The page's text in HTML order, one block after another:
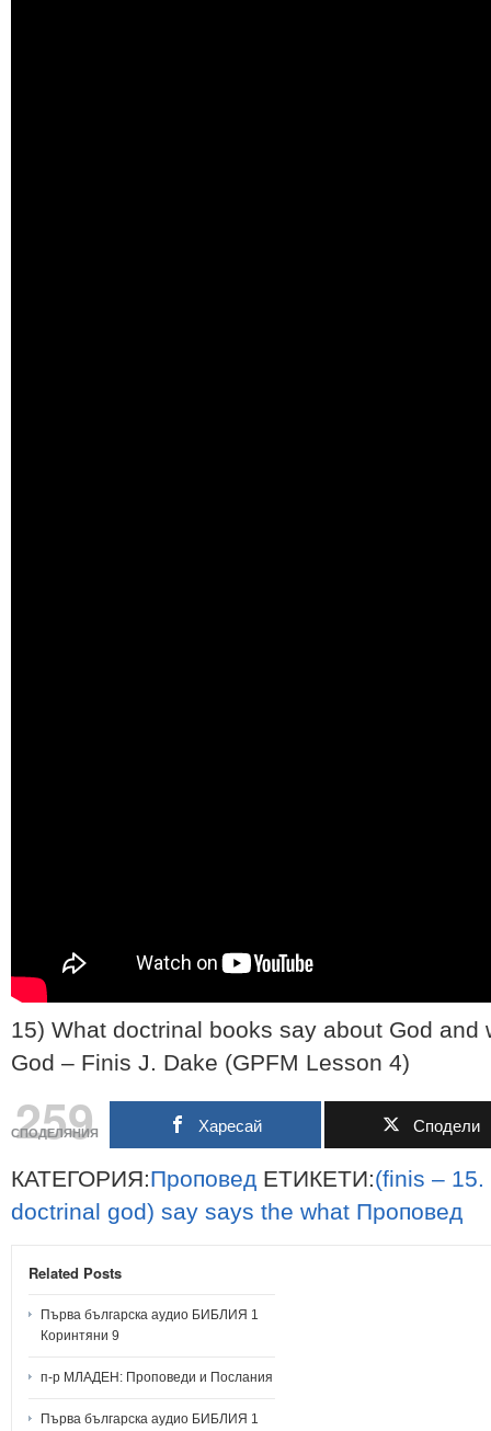
15) What doctrinal books say about God and
God – Finis J. Dake (GPFM Lesson 4)
259
СПОДЕЛЯНИЯ Харесай Сподели
КАТЕГОРИЯ:Проповед ЕТИКЕТИ:(finis – 15.
doctrinal god) say says the what Проповед
Related Posts
Първа българска аудио БИБЛИЯ 1
Коринтяни 9
п-р МЛАДЕН: Проповеди и Послания
Първа българска аудио БИБЛИЯ 1